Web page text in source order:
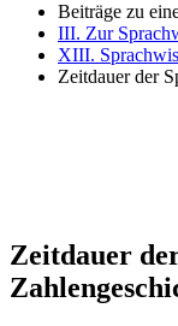
Beiträge zu
III. Zur
XIII.
Zeitdauer der
Zeitdauer